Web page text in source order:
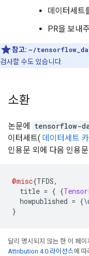
데이터세트
PR을 보내
참고: ~/
검사할 수도 있습니다.
소환
논문에 tensorflow-
이터세트( 데이터세트
인용문 외에 다음 인용
@misc{TFDS,
title = { {
howpublished = {\
}
달리 명시되지 않는 한 이 페
Attribution 4.0 라이선스에 따